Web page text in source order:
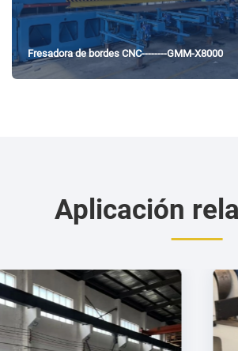
Fresadora de bordes CNC--------GMM-X8000
Aplicación